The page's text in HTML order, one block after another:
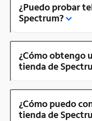
¿Puedo probar
Spectrum?
¿Cómo obtengo
tienda de
¿Cómo puedo
tienda de